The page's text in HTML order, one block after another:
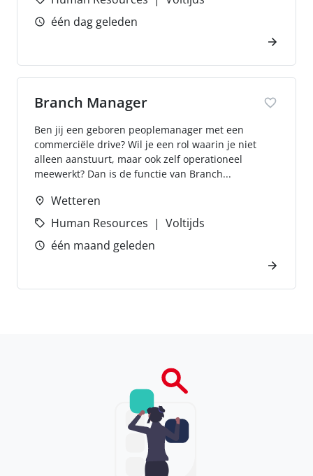
één dag geleden
Branch Manager
Ben jij een geboren peoplemanager met een
commerciële drive? Wil je een rol waarin je niet
alleen aanstuurt, maar ook zelf operationeel
meewerkt? Dan is de functie van Branch...
Wetteren
Human Resources
Voltijds
één maand geleden